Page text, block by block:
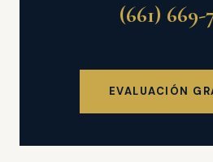
(661) 669-
EVALUACIÓN